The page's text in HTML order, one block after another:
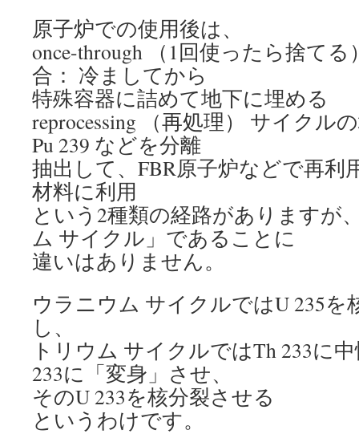
原子炉での使用後は、
once-through （1回使ったら捨て
合： 冷ましてから
特殊容器に詰めて地下に埋める
reprocessing （再処理） サイクル
Pu 239 などを分離
抽出して、FBR原子炉などで再利
材料に利用
という2種類の経路がありますが
ム サイクル」であることに
違いはありません。
ウラニウム サイクルではU 235を
し、
トリウム サイクルではTh 233に
233に「変身」させ、
そのU 233を核分裂させる
というわけです。